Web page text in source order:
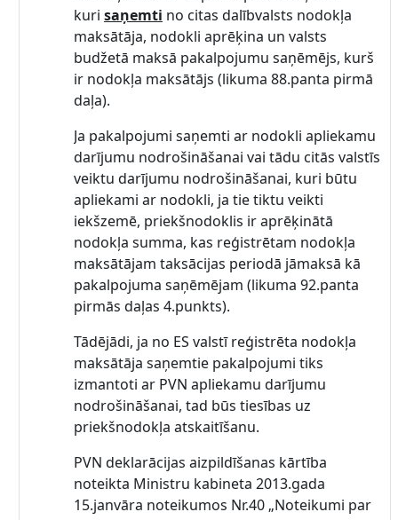
kuri saņemti no citas dalībvalsts nodokļa
maksātāja, nodokli aprēķina un valsts
budžetā maksā pakalpojumu saņēmējs, kurš
ir nodokļa maksātājs (likuma 88.panta pirmā
daļa).
Ja pakalpojumi saņemti ar nodokli apliekamu
darījumu nodrošināšanai vai tādu citās valstīs
veiktu darījumu nodrošināšanai, kuri būtu
apliekami ar nodokli, ja tie tiktu veikti
iekšzemē, priekšnodoklis ir aprēķinātā
nodokļa summa, kas reģistrētam nodokļa
maksātājam taksācijas periodā jāmaksā kā
pakalpojuma saņēmējam (likuma 92.panta
pirmās daļas 4.punkts).
Tādējādi, ja no ES valstī reģistrēta nodokļa
maksātāja saņemtie pakalpojumi tiks
izmantoti ar PVN apliekamu darījumu
nodrošināšanai, tad būs tiesības uz
priekšnodokļa atskaitīšanu.
PVN deklarācijas aizpildīšanas kārtība
noteikta Ministru kabineta 2013.gada
15.janvāra noteikumos Nr.40 „Noteikumi par